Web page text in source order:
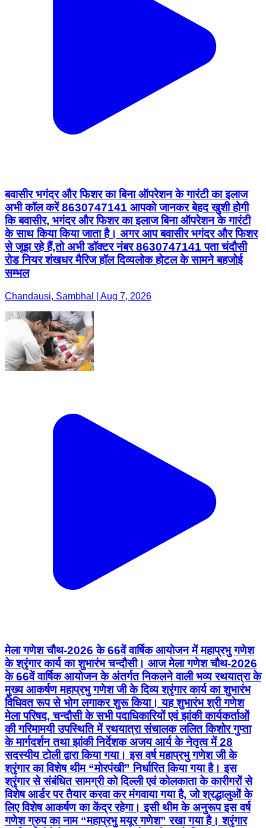
बवासीर भगंदर और फिशर का बिना ऑपरेशन के गारंटी का इलाज
अभी कॉल करें 8630747141 आपको जानकर बेहद खुशी होगी
कि बवासीर, भगंदर और फिशर का इलाज बिना ऑपरेशन के गारंटी
के साथ किया किया जाता है। अगर आप बवासीर भगंदर और फिशर
से जूझ रहे हैं,तो अभी डॉक्टर नंबर 8630747141 पता चंदौसी
रोड नियर शंखधर मैरिज हॉल दिव्यलोक होटल के सामने बहजोई
सम्भल
Chandausi, Sambhal | Aug 7, 2026
मेला गणेश चौथ-2026 के 66वें वार्षिक आयोजन में महाप्रभु गणेश
के श्रृंगार कार्य का शुभारंभ चन्दौसी। आज मेला गणेश चौथ-2026
के 66वें वार्षिक आयोजन के अंतर्गत निकलने वाली भव्य रथयात्रा के
मुख्य आकर्षण महाप्रभु गणेश जी के दिव्य श्रृंगार कार्य का शुभारंभ
विधिवत रूप से भोग लगाकर शुरू किया। यह शुभारंभ श्री गणेश
मेला परिषद, चन्दौसी के सभी पदाधिकारियों एवं झांकी कार्यकर्ताओं
की गरिमामयी उपस्थिति में रथयात्रा संचालक ललित किशोर गुप्ता
के मार्गदर्शन तथा झांकी निर्देशक अजय आर्य के नेतृत्व में 28
सदस्यीय टोली द्वारा किया गया। इस वर्ष महाप्रभु गणेश जी के
श्रृंगार का विशेष थीम “मोरपंखी” निर्धारित किया गया है। इस
श्रृंगार से संबंधित सामग्री को दिल्ली एवं कोलकाता के कारीगरों से
विशेष आर्डर पर तैयार करवा कर मंगवाया गया है, जो श्रद्धालुओं के
लिए विशेष आकर्षण का केंद्र रहेगा। इसी थीम के अनुरूप इस वर्ष
गणेश ग्रुप का नाम “महाप्रभु मयूर गणेश” रखा गया है। श्रृंगार